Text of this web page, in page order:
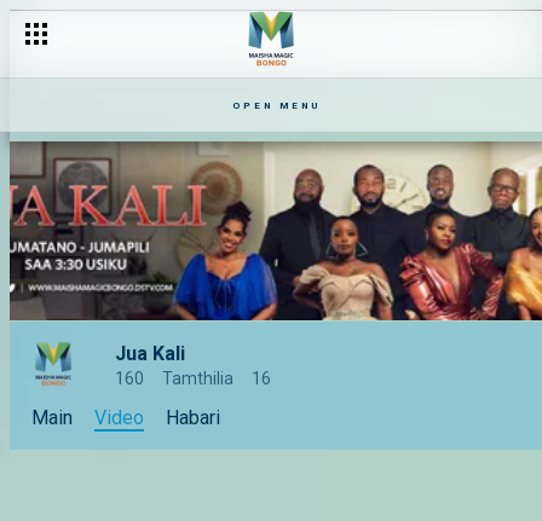
OPEN MENU
Jua Kali
160 Tamthilia 16
Main Video Habari